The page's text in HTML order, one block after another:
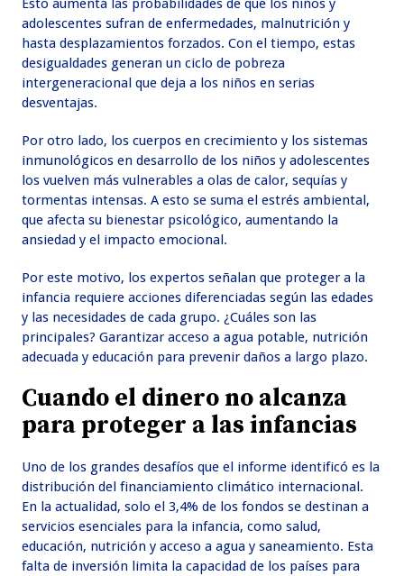
Esto aumenta las probabilidades de que los niños y
adolescentes sufran de enfermedades, malnutrición y
hasta desplazamientos forzados. Con el tiempo, estas
desigualdades generan un ciclo de pobreza
intergeneracional que deja a los niños en serias
desventajas.
Por otro lado, los cuerpos en crecimiento y los sistemas
inmunológicos en desarrollo de los niños y adolescentes
los vuelven más vulnerables a olas de calor, sequías y
tormentas intensas. A esto se suma el estrés ambiental,
que afecta su bienestar psicológico, aumentando la
ansiedad y el impacto emocional.
Por este motivo, los expertos señalan que proteger a la
infancia requiere acciones diferenciadas según las edades
y las necesidades de cada grupo. ¿Cuáles son las
principales? Garantizar acceso a agua potable, nutrición
adecuada y educación para prevenir daños a largo plazo.
Cuando el dinero no alcanza
para proteger a las infancias
Uno de los grandes desafíos que el informe identificó es la
distribución del financiamiento climático internacional.
En la actualidad, solo el 3,4% de los fondos se destinan a
servicios esenciales para la infancia, como salud,
educación, nutrición y acceso a agua y saneamiento. Esta
falta de inversión limita la capacidad de los países para